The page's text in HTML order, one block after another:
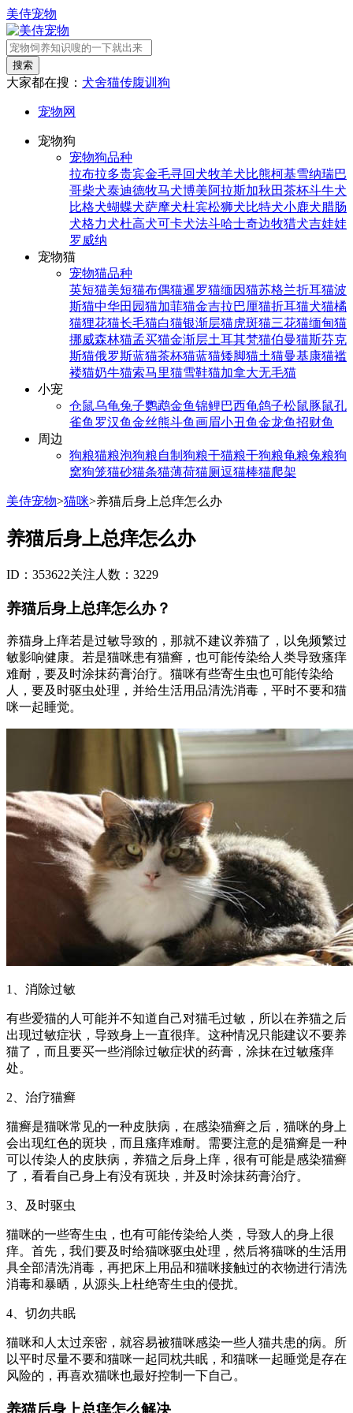
美侍宠物
搜索
大家都在搜： 犬舍猫传腹训狗
宠物网
宠物狗
宠物狗品种
拉布拉多贵宾金毛寻回犬牧羊犬比熊柯基雪纳瑞巴
哥柴犬泰迪德牧马犬博美阿拉斯加秋田茶杯斗牛犬
比格犬蝴蝶犬萨摩犬杜宾松狮犬比特犬小鹿犬腊肠
犬格力犬杜高犬可卡犬法斗哈士奇边牧猎犬吉娃娃
罗威纳
宠物猫
宠物猫品种
英短猫美短猫布偶猫暹罗猫缅因猫苏格兰折耳猫波
斯猫中华田园猫加菲猫金吉拉巴厘猫折耳猫犬猫橘
猫狸花猫长毛猫白猫银渐层猫虎斑猫三花猫缅甸猫
挪威森林猫孟买猫金渐层土耳其梵猫伯曼猫斯芬克
斯猫俄罗斯蓝猫茶杯猫蓝猫矮脚猫土猫曼基康猫褴
褛猫奶牛猫索马里猫雪鞋猫加拿大无毛猫
小宠
仓鼠乌龟兔子鹦鹉金鱼锦鲤巴西龟鸽子松鼠豚鼠孔
雀鱼 罗汉鱼金丝熊斗鱼画眉小丑鱼金龙鱼招财鱼
周边
狗粮猫粮泡狗粮自制狗粮干猫粮干狗粮龟粮兔粮狗
窝狗笼猫砂猫条猫薄荷猫厕逗猫棒猫爬架
美侍宠物>猫咪>养猫后身上总痒怎么办
养猫后身上总痒怎么办
ID：353622关注人数：3229
养猫后身上总痒怎么办？
养猫身上痒若是过敏导致的，那就不建议养猫了，以免频繁过
敏影响健康。若是猫咪患有猫癣，也可能传染给人类导致瘙痒
难耐，要及时涂抹药膏治疗。猫咪有些寄生虫也可能传染给
人，要及时驱虫处理，并给生活用品清洗消毒，平时不要和猫
咪一起睡觉。
1、消除过敏
有些爱猫的人可能并不知道自己对猫毛过敏，所以在养猫之后
出现过敏症状，导致身上一直很痒。这种情况只能建议不要养
猫了，而且要买一些消除过敏症状的药膏，涂抹在过敏瘙痒
处。
2、治疗猫癣
猫癣是猫咪常见的一种皮肤病，在感染猫癣之后，猫咪的身上
会出现红色的斑块，而且瘙痒难耐。需要注意的是猫癣是一种
可以传染人的皮肤病，养猫之后身上痒，很有可能是感染猫癣
了，看看自己身上有没有斑块，并及时涂抹药膏治疗。
3、及时驱虫
猫咪的一些寄生虫，也有可能传染给人类，导致人的身上很
痒。首先，我们要及时给猫咪驱虫处理，然后将猫咪的生活用
具全部清洗消毒，再把床上用品和猫咪接触过的衣物进行清洗
消毒和暴晒，从源头上杜绝寄生虫的侵扰。
4、切勿共眠
猫咪和人太过亲密，就容易被猫咪感染一些人猫共患的病。所
以平时尽量不要和猫咪一起同枕共眠，和猫咪一起睡觉是存在
风险的，再喜欢猫咪也最好控制一下自己。
养猫后身上总痒怎么解决